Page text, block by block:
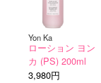
Yon Ka
ローション ヨン
カ (PS) 200ml
3,980円